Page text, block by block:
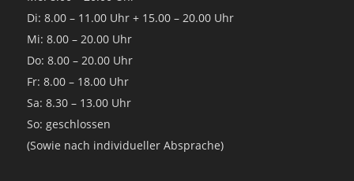
Di: 8.00 – 11.00 Uhr + 15.00 – 20.00 Uhr
Mi: 8.00 – 20.00 Uhr
Do: 8.00 – 20.00 Uhr
Fr: 8.00 – 18.00 Uhr
Sa: 8.30 – 13.00 Uhr
So: geschlossen
(Sowie nach individueller Absprache)